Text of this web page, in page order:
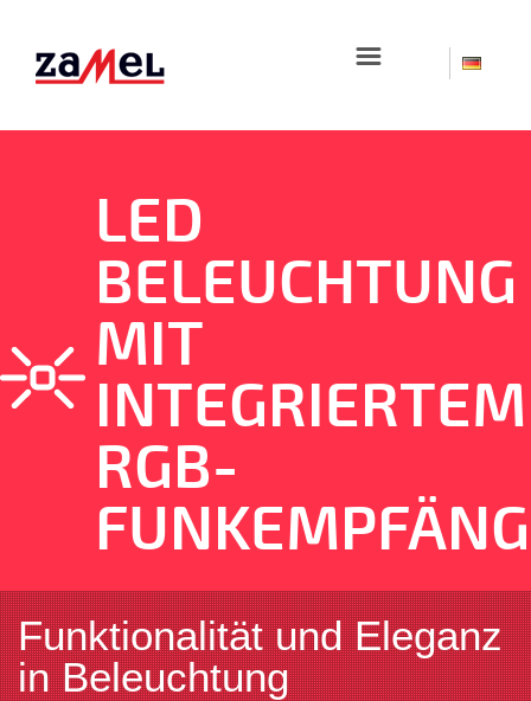
☰
LED
BELEUCHTUNG
MIT
INTEGRIERTEM
RGB-
Funktionalität und Eleganz
in Beleuchtung